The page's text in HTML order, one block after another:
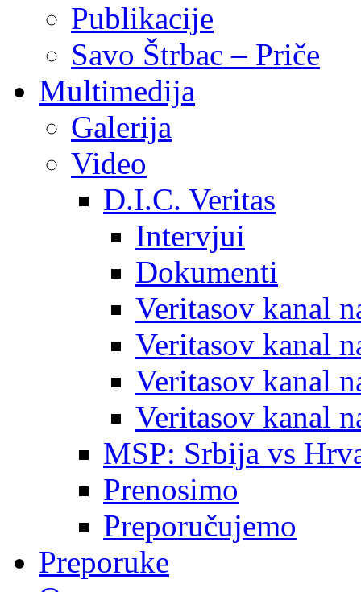
Publikacije
Savo Štrbac – Priče
Multimedija
Galerija
Video
D.I.C. Veritas
Intervjui
Dokumenti
Veritasov kanal
Veritasov kanal
Veritasov kanal
Veritasov kanal
MSP: Srbija vs
Prenosimo
Preporučujemo
Preporuke